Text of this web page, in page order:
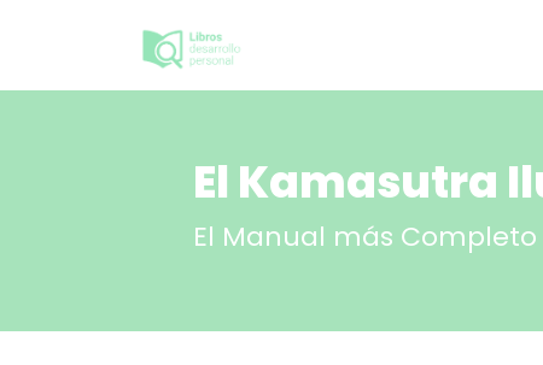
El Kamasutra
El Manual más